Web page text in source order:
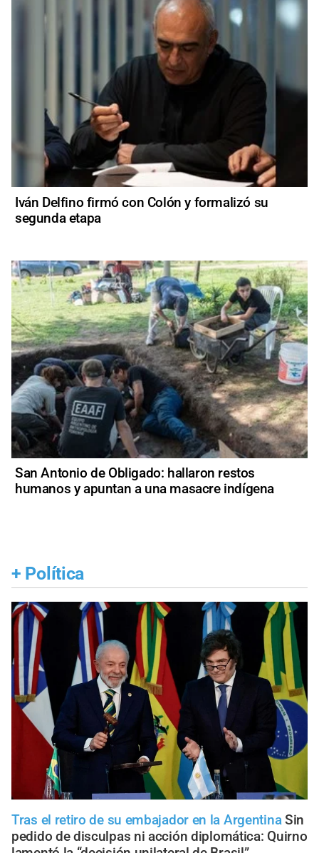
Iván Delfino firmó con Colón y formalizó su
segunda etapa
San Antonio de Obligado: hallaron restos
humanos y apuntan a una masacre indígena
+ Política
Tras el retiro de su embajador en la Argentina Sin
pedido de disculpas ni acción diplomática: Quirno